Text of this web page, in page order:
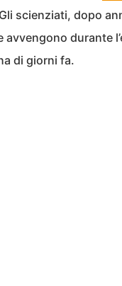
scienziati, dopo
avvengono durante
di giorni fa.